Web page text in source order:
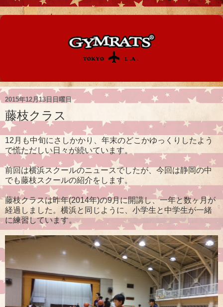
2015年12月13日日曜日
藤枝クラス
12月も中旬にさしかかり、年末のどこかゆっくりしたよう
で慌ただしい日々が続いています。
前回は横浜スクールのニュースでしたが、今回は静岡の中
でも藤枝スクールの紹介をします。
藤枝クラスは昨年(2014年)の9月に開講し、一年と数ヶ月が
経過しました。横浜と同じように、小学生と中学生が一緒
に練習しています。